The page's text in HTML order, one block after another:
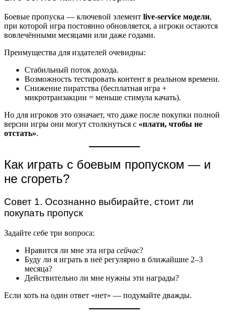
Боевые пропуска — ключевой элемент live-service модели,
при которой игра постоянно обновляется, а игроки остаются
вовлечёнными месяцами или даже годами.
Преимущества для издателей очевидны:
Стабильный поток дохода.
Возможность тестировать контент в реальном времени.
Снижение пиратства (бесплатная игра +
микротранзакции = меньше стимула качать).
Но для игроков это означает, что даже после покупки полной
версии игры они могут столкнуться с «плати, чтобы не
отстать».
Как играть с боевым пропуском — и
не сгореть?
Совет 1. Осознанно выбирайте, стоит ли
покупать пропуск
Задайте себе три вопроса:
Нравится ли мне эта игра сейчас?
Буду ли я играть в неё регулярно в ближайшие 2–3
месяца?
Действительно ли мне нужны эти награды?
Если хоть на один ответ «нет» — подумайте дважды.